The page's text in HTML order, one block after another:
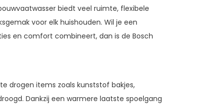
biedt veel ruimte, flexibele
voor elk huishouden. Wil je een
en comfort combineert, dan is de Bosch
drogen items zoals kunststof bakjes,
Dankzij een warmere laatste spoelgang